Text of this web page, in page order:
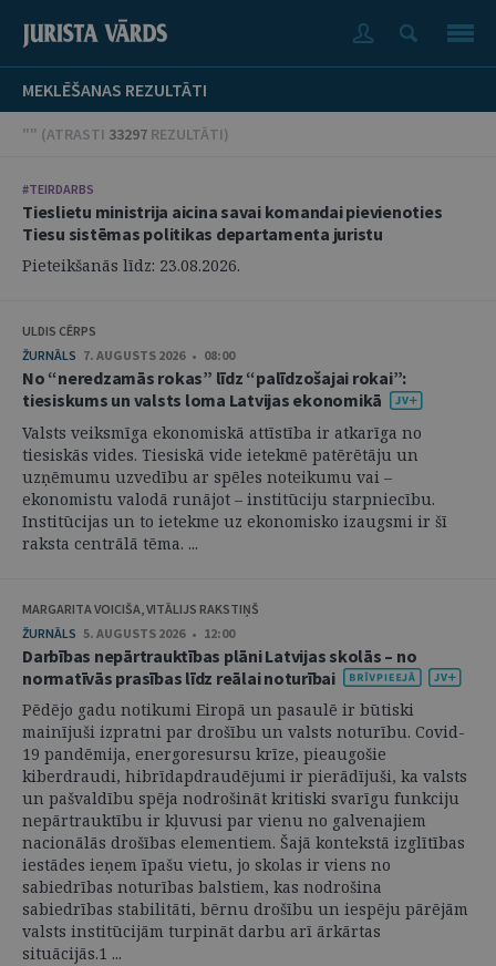
MEKLĒŠANAS REZULTĀTI
"" (ATRASTI 33297 REZULTĀTI)
#TEIRDARBS
Tieslietu ministrija aicina savai komandai pievienoties
Tiesu sistēmas politikas departamenta juristu
Pieteikšanās līdz: 23.08.2026.
ULDIS CĒRPS
ŽURNĀLS 7. AUGUSTS 2026 • 08:00
No “neredzamās rokas” līdz “palīdzošajai rokai”:
tiesiskums un valsts loma Latvijas ekonomikā
Valsts veiksmīga ekonomiskā attīstība ir atkarīga no
tiesiskās vides. Tiesiskā vide ietekmē patērētāju un
uzņēmumu uzvedību ar spēles noteikumu vai –
ekonomistu valodā runājot – institūciju starpniecību.
Institūcijas un to ietekme uz ekonomisko izaugsmi ir šī
raksta centrālā tēma. ...
MARGARITA VOICIŠA, VITĀLIJS RAKSTIŅŠ
ŽURNĀLS 5. AUGUSTS 2026 • 12:00
Darbības nepārtrauktības plāni Latvijas skolās – no
normatīvās prasības līdz reālai noturībai
Pēdējo gadu notikumi Eiropā un pasaulē ir būtiski
mainījuši izpratni par drošību un valsts noturību. Covid-
19 pandēmija, energoresursu krīze, pieaugošie
kiberdraudi, hibrīdapdraudējumi ir pierādījuši, ka valsts
un pašvaldību spēja nodrošināt kritiski svarīgu funkciju
nepārtrauktību ir kļuvusi par vienu no galvenajiem
nacionālās drošības elementiem. Šajā kontekstā izglītības
iestādes ieņem īpašu vietu, jo skolas ir viens no
sabiedrības noturības balstiem, kas nodrošina
sabiedrības stabilitāti, bērnu drošību un iespēju pārējām
valsts institūcijām turpināt darbu arī ārkārtas
situācijās.1 ...